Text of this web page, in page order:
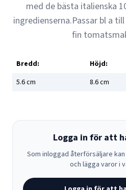
med de bästa italienska
ingredienserna.Passar bl a
fin
Bredd: Höjd:
5.6cm 8.6cm
Logga in för att
Som inloggad återförsäljare
och lägga varor i